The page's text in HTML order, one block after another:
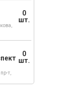
0
шт.
т,
0
шт.